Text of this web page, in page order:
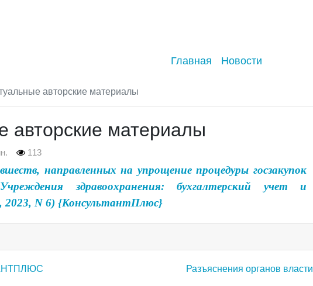
Главная Новости
авторские материалы
авторские материалы
113
направленных на упрощение процедуры госзакупок
здравоохранения: бухгалтерский учет и
2023, N 6) {КонсультантПлюс}
Разъяснения органов власти